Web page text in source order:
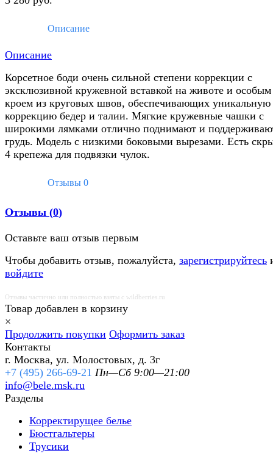
Описание
Описание
Корсетное боди очень сильной степени коррекции с
эксклюзивной кружевной вставкой на животе и особым
кроем из круговых швов, обеспечивающих уникальную
коррекцию бедер и талии. Мягкие кружевные чашки с
широкими лямками отлично поднимают и
грудь. Модель с низкими боковыми вырезами. Есть
4 крепежа для подвязки чулок.
Отзывы 0
Отзывы (0)
Оставьте ваш отзыв первым
Чтобы добавить отзыв, пожалуйста, зарегистрируйтесь
войдите
Отзывы частично или полностью взяты с wildberries.ru
Товар добавлен в корзину
×
Продолжить покупки Оформить заказ
Контакты
г. Москва, ул. Молостовых, д. 3г
+7 (495) 266-69-21 Пн—Сб 9:00—21:00
info@bele.msk.ru
Разделы
Корректирущее белье
Бюстгальтеры
Трусики